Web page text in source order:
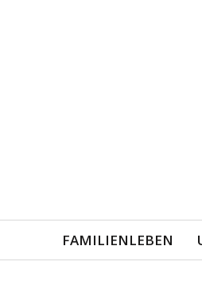
FAMILIENLEBEN